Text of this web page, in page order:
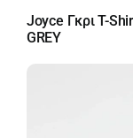
Joyce Γκρι T-
GREY